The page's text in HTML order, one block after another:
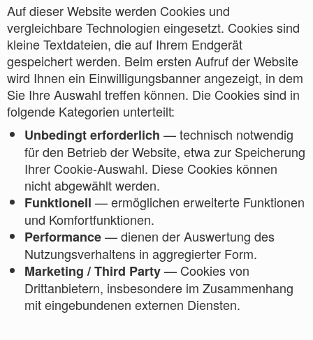
Auf dieser Website werden Cookies und
vergleichbare Technologien eingesetzt. Cookies sind
kleine Textdateien, die auf Ihrem Endgerät
gespeichert werden. Beim ersten Aufruf der Website
wird Ihnen ein Einwilligungsbanner angezeigt, in dem
Sie Ihre Auswahl treffen können. Die Cookies sind in
folgende Kategorien unterteilt:
Unbedingt erforderlich — technisch notwendig
für den Betrieb der Website, etwa zur Speicherung
Ihrer Cookie-Auswahl. Diese Cookies können
nicht abgewählt werden.
Funktionell — ermöglichen erweiterte Funktionen
und Komfortfunktionen.
Performance— dienen der Auswertung des
Nutzungsverhaltens in aggregierter Form.
Marketing / Third Party— Cookies von
Drittanbietern, insbesondere im Zusammenhang
mit eingebundenen externen Diensten.